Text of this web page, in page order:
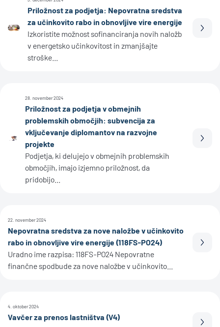
Priložnost za podjetja: Nepovratna sredstva
za učinkovito rabo in obnovljive vire energije
Izkoristite možnost sofinanciranja novih naložb
v energetsko učinkovitost in zmanjšajte
stroške...
28. november 2024
Priložnost za podjetja v obmejnih
problemskih območjih: subvencija za
vključevanje diplomantov na razvojne
projekte
Podjetja, ki delujejo v obmejnih problemskih
območjih, imajo izjemno priložnost, da
pridobijo...
22. november 2024
Nepovratna sredstva za nove naložbe v učinkovito
rabo in obnovljive vire energije (118FS-PO24)
Uradno ime razpisa: 118FS-PO24 Nepovratne
finančne spodbude za nove naložbe v učinkovito...
4. oktober 2024
Vavčer za prenos lastništva (V4)